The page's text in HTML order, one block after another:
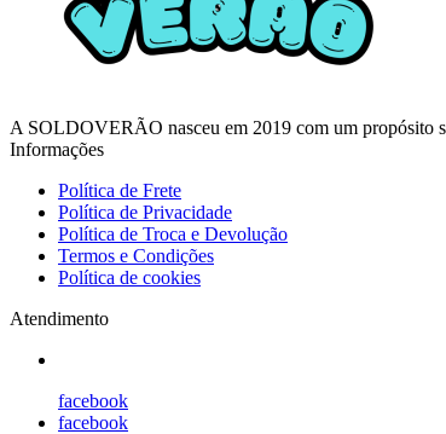
A SOLDOVERÃO nasceu em 2019 com um propósito
Informações
Política de Frete
Política de Privacidade
Política de Troca e Devolução
Termos e Condições
Política de cookies
Atendimento
facebook
facebook